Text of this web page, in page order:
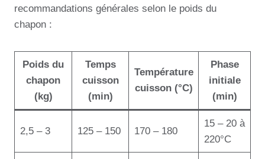
recommandations générales selon le poids du
chapon :
Poids du
chapon
(kg)
Temps
cuisson
(min)
Température
cuisson (°C)
Phase
initiale
(min)
2,5 – 3 125 – 150 170 – 180
15 – 20 à
220°C